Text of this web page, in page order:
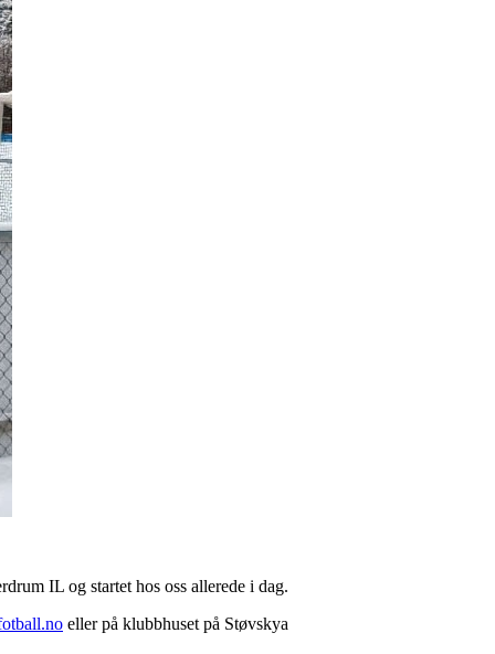
IL og startet hos oss allerede i dag.
eller på klubbhuset på Støvskya